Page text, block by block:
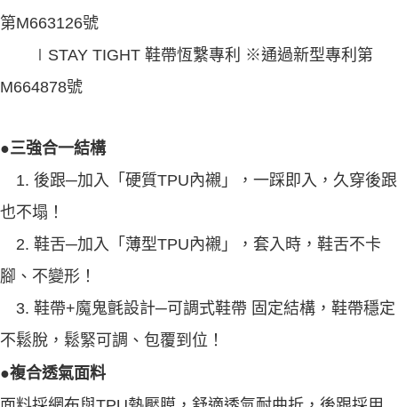
第M663126號
∣STAY TIGHT 鞋帶恆繫專利 ※通過新型專利第
M664878號
●三強合一結構
1. 後跟─加入「硬質TPU內襯」，一踩即入，久穿後跟
也不塌！
2. 鞋舌─加入「薄型TPU內襯」，套入時，鞋舌不卡
腳、不變形！
3. 鞋帶+魔鬼氈設計─可調式鞋帶 固定結構，鞋帶穩定
不鬆脫，鬆緊可調、包覆到位！
●複合透氣面料